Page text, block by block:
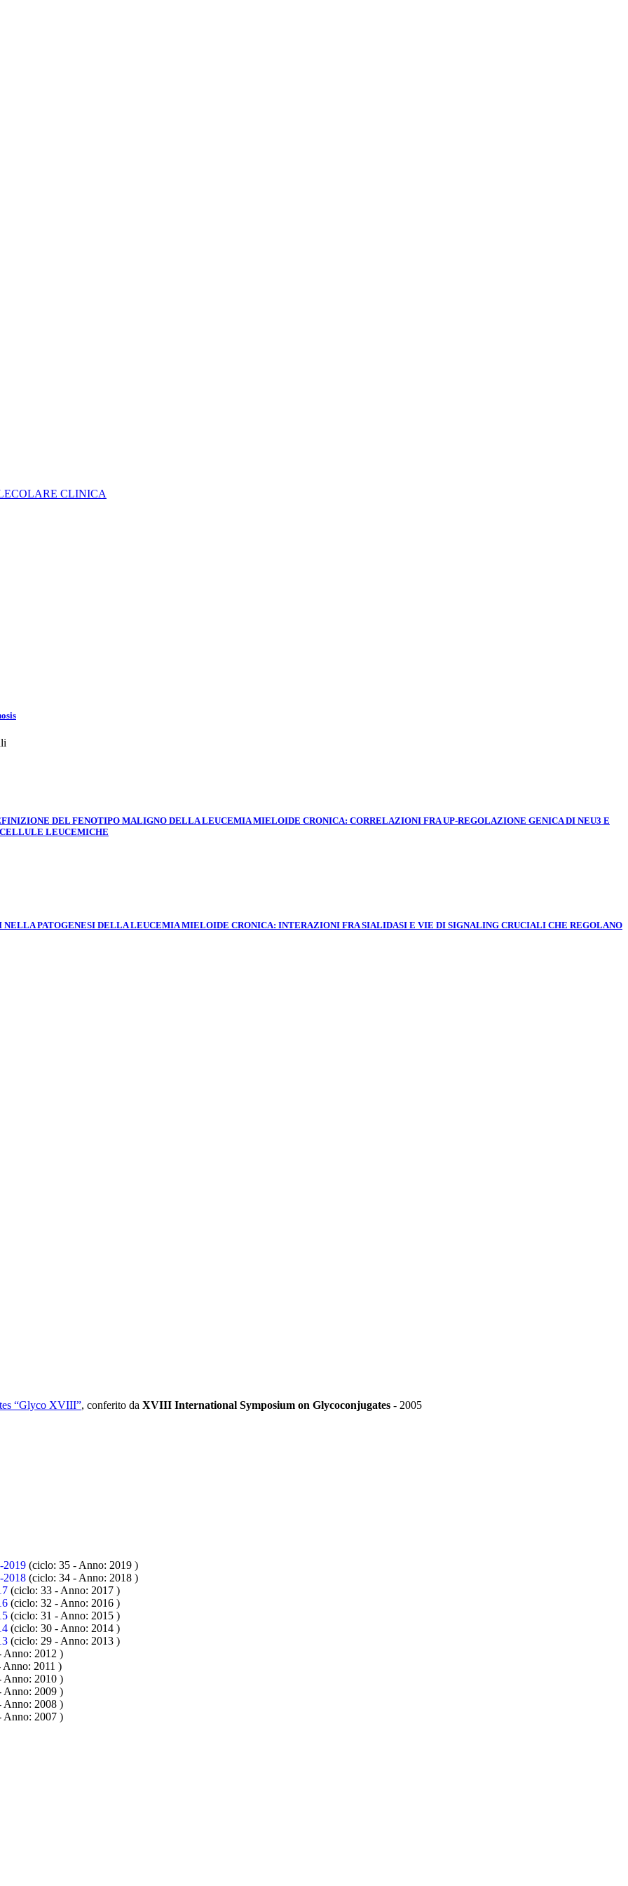
CLINICA
DEL FENOTIPO MALIGNO DELLA LEUCEMIA MIELOIDE CRONICA: CORRELAZIONI FRA UP-REGOLAZIONE GENICA DI NEU3 E
LEUCEMICHE
PATOGENESI DELLA LEUCEMIA MIELOIDE CRONICA: INTERAZIONI FRA SIALIDASI E VIE DI SIGNALING CRUCIALI CHE REGOLANO
“Glyco XVIII”, conferito da XVIII International Symposium on Glycoconjugates - 2005
(ciclo: 35 - Anno: 2019 )
(ciclo: 34 - Anno: 2018 )
(ciclo: 33 - Anno: 2017 )
(ciclo: 32 - Anno: 2016 )
(ciclo: 31 - Anno: 2015 )
(ciclo: 30 - Anno: 2014 )
(ciclo: 29 - Anno: 2013 )
2012 )
2011 )
2010 )
2009 )
2008 )
2007 )